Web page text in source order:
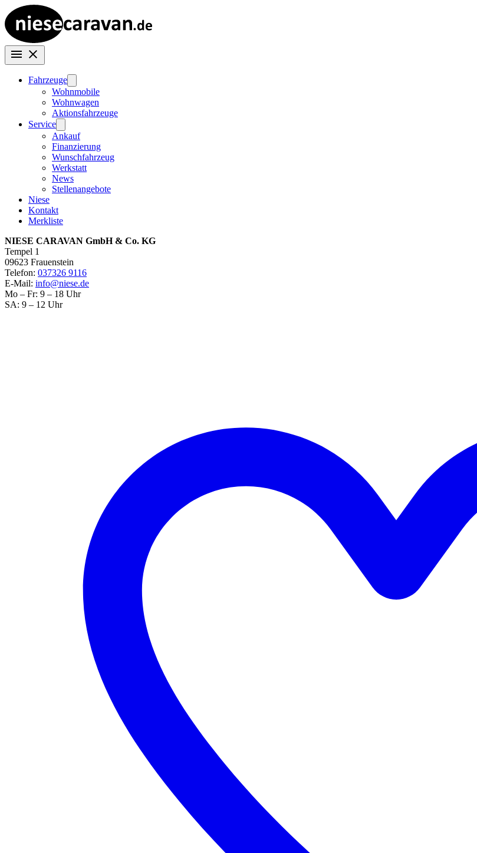
Fahrzeuge
Wohnmobile
Wohnwagen
Aktionsfahrzeuge
Service
Ankauf
Finanzierung
Wunschfahrzeug
Werkstatt
News
Stellenangebote
Niese
Kontakt
Merkliste
NIESE CARAVAN GmbH & Co. KG
Tempel 1
09623 Frauenstein
Telefon: 037326 9116
E-Mail: info@niese.de
Mo – Fr: 9 – 18 Uhr
SA: 9 – 12 Uhr